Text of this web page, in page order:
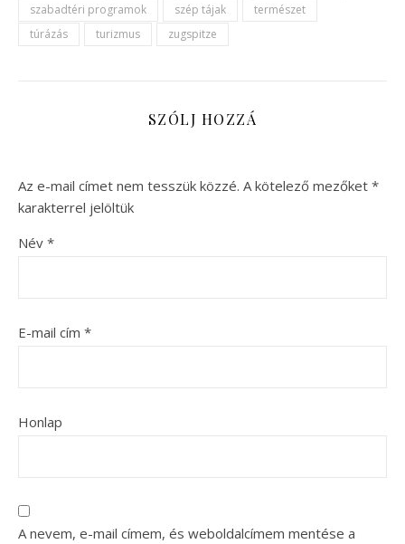
szabadtéri programok
szép tájak
természet
túrázás
turizmus zugspitze
SZÓLJ HOZZÁ
Az e-mail címet nem tesszük közzé. A kötelező mezőket *
karakterrel jelöltük
Név *
E-mail cím *
Honlap
A nevem, e-mail címem, és weboldalcímem mentése a